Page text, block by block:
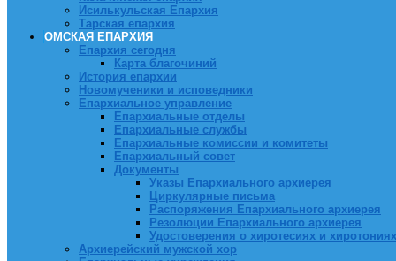
Исилькульская Епархия
Тарская епархия
ОМСКАЯ ЕПАРХИЯ
Епархия сегодня
Карта благочиний
История епархии
Новомученики и исповедники
Епархиальное управление
Епархиальные отделы
Епархиальные службы
Епархиальные комиссии и комитеты
Епархиальный совет
Документы
Указы Епархиального архиерея
Циркулярные письма
Распоряжения Епархиального архиерея
Резолюции Епархиального архиерея
Удостоверения о хиротесиях и хиротониях
Архиерейский мужской хор